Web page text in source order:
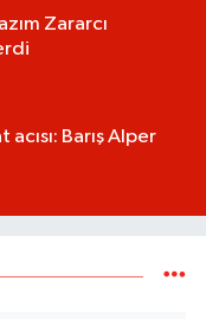
Zararcı
acısı: Barış Alper